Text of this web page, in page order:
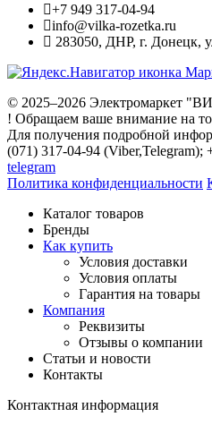
+7 949 317-04-94
info@vilka-rozetka.ru
283050, ДНР, г. Донецк,
© 2025–2026 Электромаркет
! Обращаем ваше внимание на
Для получения подробной
(071) 317-04-94 (Viber,Telegram);
telegram
Политика конфиденциальности
Каталог товаров
Бренды
Как купить
Условия доставки
Условия оплаты
Гарантия на товары
Компания
Реквизиты
Отзывы о компании
Статьи и новости
Контакты
Контактная информация